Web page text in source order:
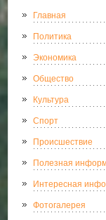
Главная
Политика
Экономика
Общество
Культура
Спорт
Происшествие
Полезная
Интересная
Фотогалерея